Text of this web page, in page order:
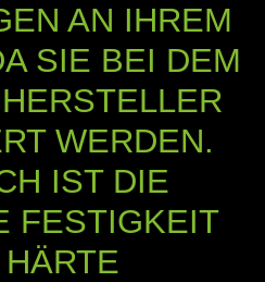
AN IHREM
SIE BEI DEM
WERDEN.
IST DIE
FESTIGKEIT